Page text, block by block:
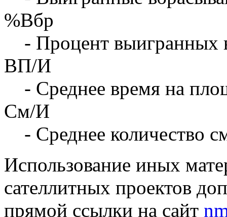
%Вбр
- Процент выигранных
ВП/И
- Среднее время на
См/И
- Среднее количество
Использование иных
сателлитных проектов
прямой ссылки на сайт